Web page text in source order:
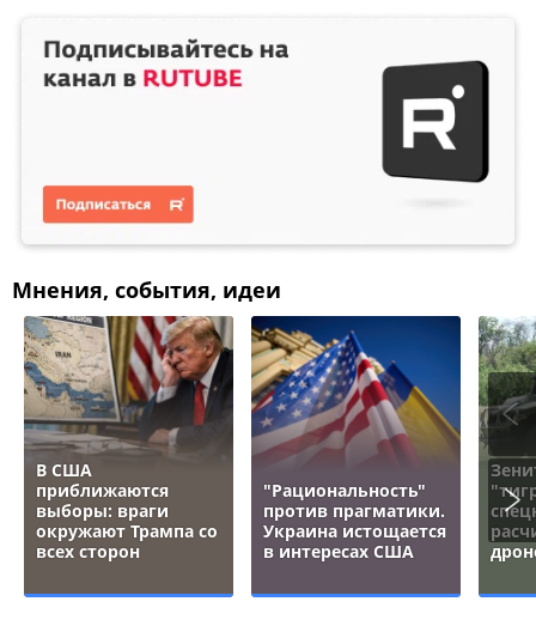
Мнения, события, идеи
В США
приближаются
выборы: враги
окружают Трампа со
всех сторон
"Рациональность"
против прагматики.
Украина истощается
в интересах США